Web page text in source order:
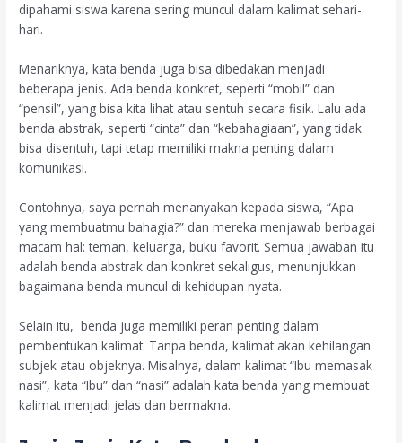
dipahami siswa karena sering muncul dalam kalimat sehari-
hari.
Menariknya, kata benda juga bisa dibedakan menjadi
beberapa jenis. Ada benda konkret, seperti “mobil” dan
“pensil”, yang bisa kita lihat atau sentuh secara fisik. Lalu ada
benda abstrak, seperti “cinta” dan “kebahagiaan”, yang tidak
bisa disentuh, tapi tetap memiliki makna penting dalam
komunikasi.
Contohnya, saya pernah menanyakan kepada siswa, “Apa
yang membuatmu bahagia?” dan mereka menjawab berbagai
macam hal: teman, keluarga, buku favorit. Semua jawaban itu
adalah benda abstrak dan konkret sekaligus, menunjukkan
bagaimana benda muncul di kehidupan nyata.
Selain itu, benda juga memiliki peran penting dalam
pembentukan kalimat. Tanpa benda, kalimat akan kehilangan
subjek atau objeknya. Misalnya, dalam kalimat “Ibu memasak
nasi”, kata “Ibu” dan “nasi” adalah kata benda yang membuat
kalimat menjadi jelas dan bermakna.